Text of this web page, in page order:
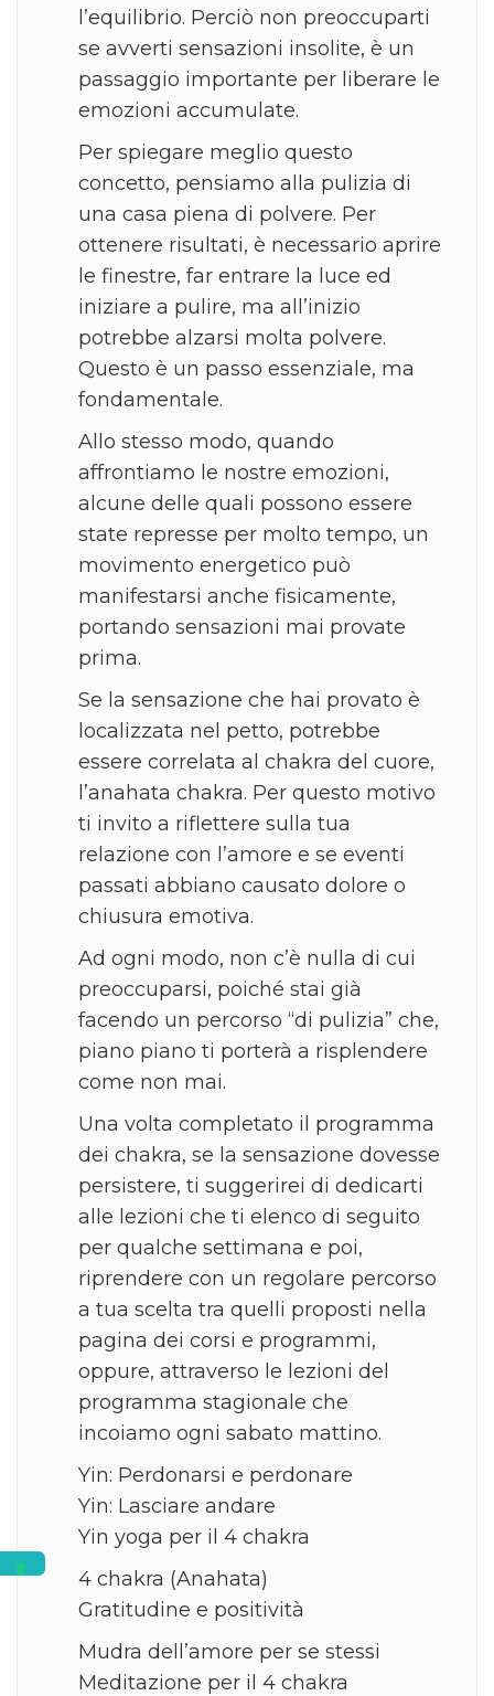
l’equilibrio. Perciò non preoccuparti
se avverti sensazioni insolite, è un
passaggio importante per liberare le
emozioni accumulate.
Per spiegare meglio questo
concetto, pensiamo alla pulizia di
una casa piena di polvere. Per
ottenere risultati, è necessario aprire
le finestre, far entrare la luce ed
iniziare a pulire, ma all’inizio
potrebbe alzarsi molta polvere.
Questo è un passo essenziale, ma
fondamentale.
Allo stesso modo, quando
affrontiamo le nostre emozioni,
alcune delle quali possono essere
state represse per molto tempo, un
movimento energetico può
manifestarsi anche fisicamente,
portando sensazioni mai provate
prima.
Se la sensazione che hai provato è
localizzata nel petto, potrebbe
essere correlata al chakra del cuore,
l’anahata chakra. Per questo motivo
ti invito a riflettere sulla tua
relazione con l’amore e se eventi
passati abbiano causato dolore o
chiusura emotiva.
Ad ogni modo, non c’è nulla di cui
preoccuparsi, poiché stai già
facendo un percorso “di pulizia” che,
piano piano ti porterà a risplendere
come non mai.
Una volta completato il programma
dei chakra, se la sensazione dovesse
persistere, ti suggerirei di dedicarti
alle lezioni che ti elenco di seguito
per qualche settimana e poi,
riprendere con un regolare percorso
a tua scelta tra quelli proposti nella
pagina dei corsi e programmi,
oppure, attraverso le lezioni del
programma stagionale che
incoiamo ogni sabato mattino.
Yin: Perdonarsi e perdonare
Yin: Lasciare andare
Yin yoga per il 4 chakra
4 chakra (Anahata)
Gratitudine e positività
Mudra dell’amore per se stessi
Meditazione per il 4 chakra